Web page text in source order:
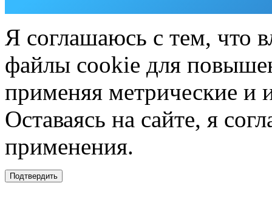
Я соглашаюсь с тем, что
файлы cookie для
применяя метрические и
Оставаясь на сайте, я
применения.
Подтвердить